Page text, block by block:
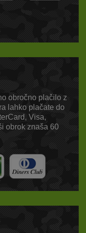
obročno plačilo z
lahko plačate do
Visa,
obrok znaša 60